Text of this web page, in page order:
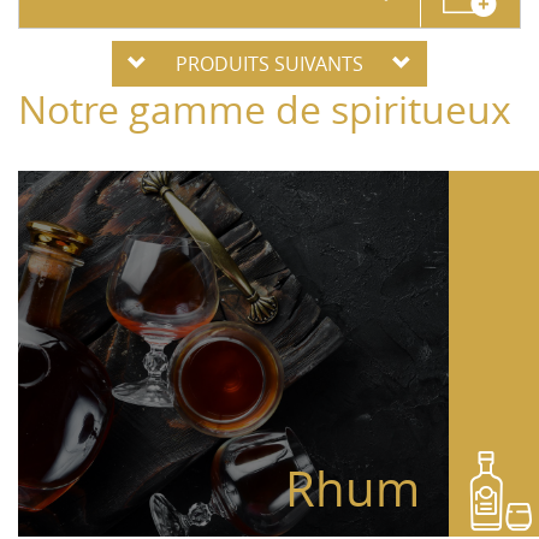
PRODUITS SUIVANTS
Notre gamme de spiritueux
Rhum